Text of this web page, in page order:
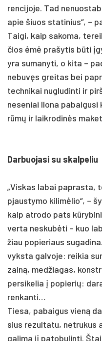
ren­ci­jo­je. Tad
apie šiuos sta­ti­nius“, –
Tai­gi, kaip sa­ko­ma,
čios ėmė pra­šy­tis būti
yra su­ma­ny­ti, o ki­ta –
ne­buvęs grei­tas bei
tech­ni­kai nu­glu­din­ti ir
ne­se­niai Ilo­na pa­bai­gu­si
rūmų ir laik­ro­dinės
Dar­buo­ja­si su skal­pe­liu
„Vis­kas la­bai pa­pras­ta,
pjaus­ty­mo ki­limė­lio“, –
kaip at­ro­do pa­ts
ver­ta ne­skubė­ti – kuo
žiau po­pie­riaus
vyks­ta gal­vo­je: rei­kia
zainą, med­žia­gas,
per­si­ke­lia į po­pie­rių:
ren­kan­ti…
Tie­sa, pa­bai­gus vieną
sius re­zul­ta­tu, ne­tru­kus
ga­li­ma jį pa­to­bu­lin­ti.